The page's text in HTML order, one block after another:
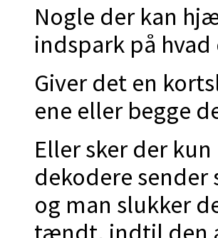
Nogle der kan
indspark på
Giver det en
ene eller begge
Eller sker der
dekodere
og man slukker